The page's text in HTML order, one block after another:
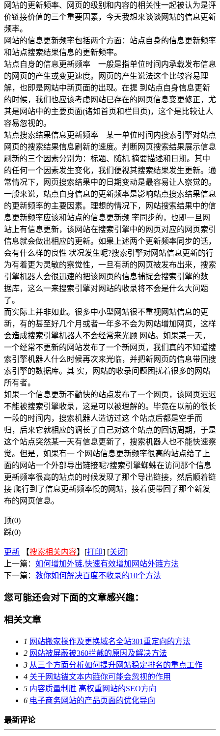
网站的更新频率、网页的级别和内容的相关性一起被认为是评
价链接价值的三个重要因素，今天我想来谈谈网站的信息更新
频率。
网站的信息更新频率包括两个方面：站点自身的信息更新频率
和站点搜索结果信息的更新频率。
站点自身的信息更新频率 一般是指单位时间内承载发布信息
的网页的产生或变更速度。网页的产生说法这个比较容易理
解，也即是网站中新页面的出现。在提 到站点自身信息更新
的时候，我们也应该考虑网站已存在的网页信息变更修正，尤
其是网站中的主要页面(诸如首页和栏目页)，这个是比较让人
容易忽视的。
站点搜索结果信息更新频率 某一单位时间内搜索引擎对站点
网页的搜索结果信息刷新的速度。判断网页搜索结果展示信息
刷新的三个因素分别为：标题、随机 摘要描述和日期。其中
的任何一个因素发生变化，我们便视其搜索结果发生更新。通
常情况下，网页搜索结果中的日期变动是最容易让人察觉的。
一般来说，站点自身信息的更新频率是影响站点搜索结果信息
的更新频率的主要因素。理想的情况下，网站搜索结果中的信
息更新频率应该和站点的信息更新频 率同步的，也即一旦网
站上有信息更新，该网站在搜索引擎中的网页对应的网页索引
信息就会做出相应的更新。如果上述两个更新频率同步的话，
会有什么样的良性 状况发生呢?搜索引擎对网站信息更新的行
为有着更为灵敏的察觉性，一旦有新的网页被发布出来，搜索
引擎机器人会很迅速的把该网页的信息捕捉会搜索引擎的数
据库，这么一来搜索引擎对网站的收录将不会是什么大问题
了。
而实际上并非如此。很多中小型网站很不重视网站信息的更
新，有的甚至好几个月或者一年多不会为网站增加网页，这样
会造成搜索引擎机器人不会经常来光顾 网站。如果某一天，
一个经常不更新的网站发布了一个新网页，我们真的不知道搜
索引擎机器人什么时候再次来光临，并把新网页的信息带回搜
索引擎的数据库。其 实，网站的收录问题困扰着很多的网站
所有者。
如果一个信息更新不勤快的站点发布了一个网页，该网页迟迟
不能被搜索引擎收录，这是可以被理解的。毕竟在以前的很长
一段的时间内，搜索机器人造访过这 个站点后都是空手而
归，后来它就相应的调长了自己对这个站点的回访周期，于是
这个站点突然某一天有信息更新了，搜索机器人也不能快速察
觉。但是，如果有一 个网站信息更新频率很高的站点给了上
面的网站一个外部导出链接呢?搜索引擎蜘蛛在访问那个信息
更新频率很高的站点的时候发现了那个导出链接，然后顺着链
接 爬行到了信息更新频率慢的网站，接着便带回了那个新发
布的网页信息。
顶(0)
踩(0)
更新 【搜索相关内容】[打印] [关闭]
上一篇： 如何增加外链,快速有效增加网站外链方法
下一篇： 教你如何解决百度不收录的10个方法
您可能还会对下面的文章感兴趣：
相关文章
1 网站搬家操作及更换域名全站301重定向的方法
2 网站被屏蔽被360拦截的原因及解决方法
3 从三个方面分析如何提升网站稳定排名的重点工作
4 关于网站锚文本内链你可能会忽视的作用
5 内容质量制胜 高权重网站的SEO方向
6 电子商务网站的产品页面的优化导向
最新评论